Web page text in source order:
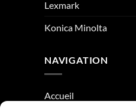
Lexmark
Konica Minolta
NAVIGATION
Accueil